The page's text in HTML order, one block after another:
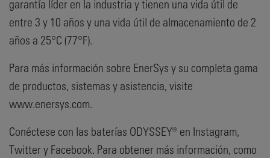
garantía líder en la industria y tienen una vida útil de
entre 3 y 10 años y una vida útil de almacenamiento de 2
años a 25°C (77°F).
Para más información sobre EnerSys y su completa gama
de productos, sistemas y asistencia, visite
www.enersys.com.
Conéctese con las baterías ODYSSEY® en Instagram,
Twitter y Facebook. Para obtener más información, como